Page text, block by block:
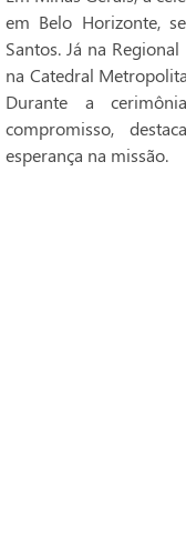
em Belo Horizonte,
Santos. Já na
na Catedral
Durante a
compromisso,
esperança na missão.